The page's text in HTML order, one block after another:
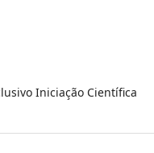
Iniciação Científica